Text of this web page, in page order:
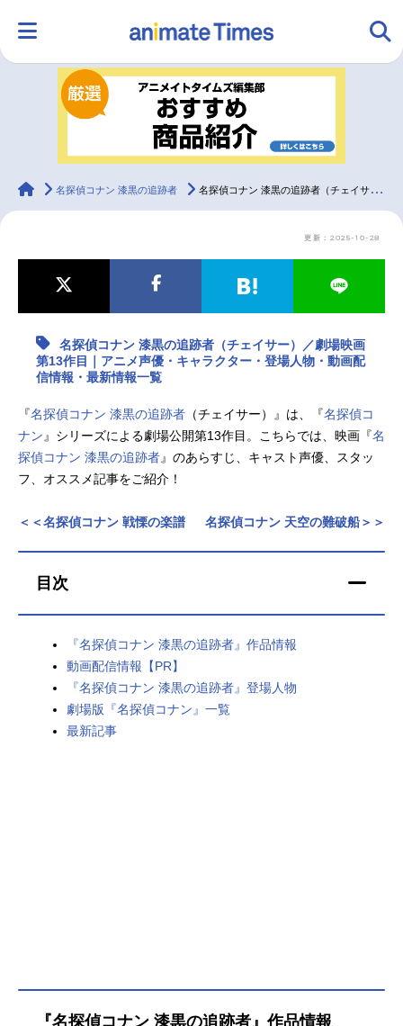
ランキング アニメ
ラジオ
最新記事一覧
アニメ映画一覧 実写化映画一覧
今期アニメ曜日別一覧
秋アニメ 冬アニメ
男性声優/女性声優一覧
animateTimes
名探偵コナン 漆黒の追跡者 名探偵コナン 漆黒の追跡者（チェイサー）／劇場映画 第13作目｜アニメ声優・キャラクター・登場人物・動画配信情報・最新情報一覧
更新：2025-10-28
名探偵コナン 漆黒の追跡者（チェイサー）／劇場映画
第13作目｜アニメ声優・キャラクター・登場人物・動画配
信情報・最新情報一覧
『名探偵コナン 漆黒の追跡者 （チェイサー）』は、『名探偵コ
ナン 』シリーズによる劇場公開第13作目。こちらでは、映画『名
探偵コナン 漆黒の追跡者』のあらすじ、キャスト声優、スタッ
フ、オススメ記事をご紹介！
名探偵コナン 天空の難破船＞＞
＜＜名探偵コナン 戦慄の楽譜
目次
『名探偵コナン 漆黒の追跡者』作品情報
動画配信情報【PR】
『名探偵コナン 漆黒の追跡者』登場人物
劇場版『名探偵コナン』一覧
最新記事
『名探偵コナン 漆黒の追跡者』作品情報